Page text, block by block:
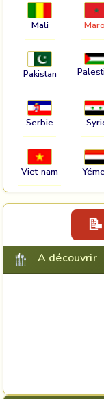
Mali
Pakistan
Serbie
Viet-nam
A découvrir